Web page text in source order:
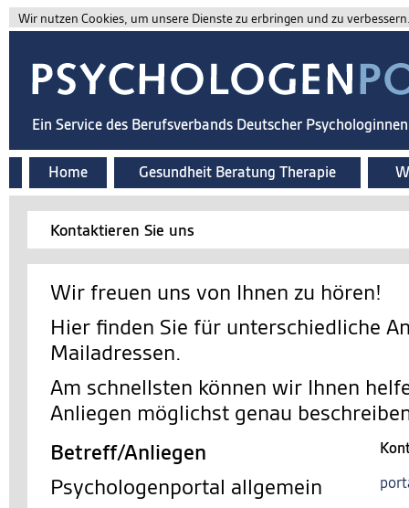
Wir nutzen Cookies, um unsere Dienste zu erbringen und zu
Ein Service des Berufsverbands Deutscher
Home Gesundheit Beratung Therapie
Kontaktieren Sie uns
Wir freuen uns von Ihnen zu hören!
Hier finden Sie für unterschiedliche
Mailadressen.
Am schnellsten können wir Ihnen
Anliegen möglichst genau
Betreff/Anliegen
Psychologenportal allgemein